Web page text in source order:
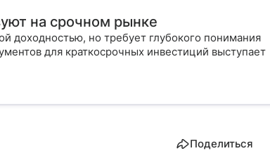
на срочном рынке
доходностью, но требует глубокого понимания
для краткосрочных инвестиций выступает
Поделиться